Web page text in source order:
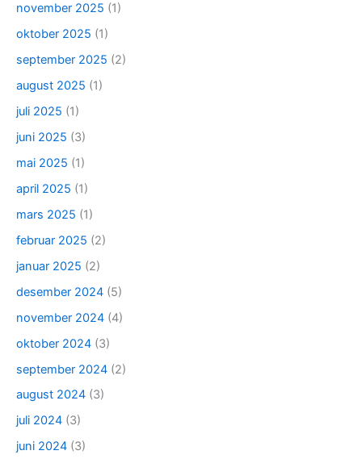
november 2025 (1)
oktober 2025 (1)
september 2025 (2)
august 2025 (1)
juli 2025 (1)
juni 2025 (3)
mai 2025 (1)
april 2025 (1)
mars 2025 (1)
februar 2025 (2)
januar 2025 (2)
desember 2024 (5)
november 2024 (4)
oktober 2024 (3)
september 2024 (2)
august 2024 (3)
juli 2024 (3)
juni 2024 (3)